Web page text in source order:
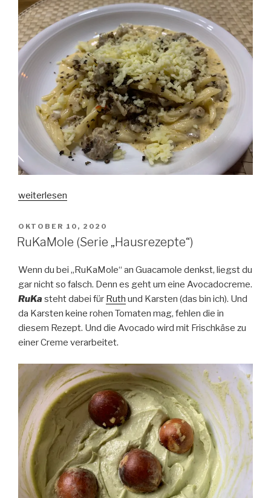
„Ragu
(Serie
„Hausrezepte“)“
weiterlesen
VERÖFFENTLICHT
AM
OKTOBER 10, 2020
RuKaMole (Serie „Hausrezepte“)
Wenn du bei „RuKaMole“ an Guacamole denkst, liegst du
gar nicht so falsch. Denn es geht um eine Avocadocreme.
RuKa steht dabei für Ruth und Karsten (das bin ich). Und
da Karsten keine rohen Tomaten mag, fehlen die in
diesem Rezept. Und die Avocado wird mit Frischkäse zu
einer Creme verarbeitet.